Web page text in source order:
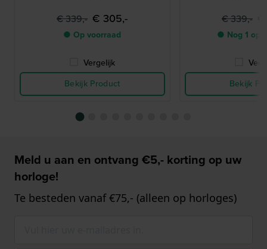
€ 339,- € 305,-
● Op voorraad
Vergelijk
Bekijk Product
€ 339,-
● Nog 1 op
Bekijk
Meld u aan en ontvang €5,- korting op uw
horloge!
Te besteden vanaf €75,- (alleen op horloges)